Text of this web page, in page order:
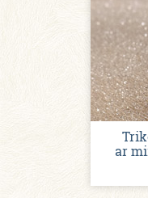
ar